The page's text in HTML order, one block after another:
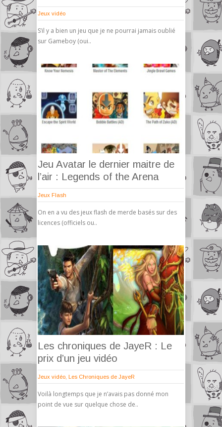
Jeux vidéo
S’il y a bien un jeu que je ne pourrai jamais oublié
sur Gameboy (oui..
Jeu Avatar le dernier maitre de
l’air : Legends of the Arena
Jeux Flash
On en a vu des jeux flash de merde basés sur des
licences (officiels ou..
Les chroniques de JayeR : Le
prix d’un jeu vidéo
Jeux vidéo Les Chroniques de JayeR
Voilà longtemps que je n’avais pas donné mon
point de vue sur quelque chose de..